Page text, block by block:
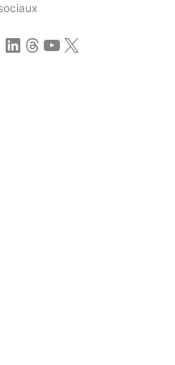
LinkedIn
Threads
YouTube
X